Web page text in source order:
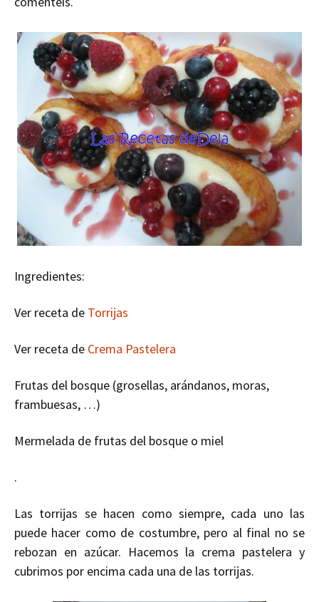
Ingredientes:
Ver receta de Torrijas
Ver receta de Crema Pastelera
Frutas del bosque (grosellas, arándanos, moras,
frambuesas, …)
Mermelada de frutas del bosque o miel
.
Las torrijas se hacen como siempre, cada uno las
puede hacer como de costumbre, pero al final no se
rebozan en azúcar. Hacemos la crema pastelera y
cubrimos por encima cada una de las torrijas.